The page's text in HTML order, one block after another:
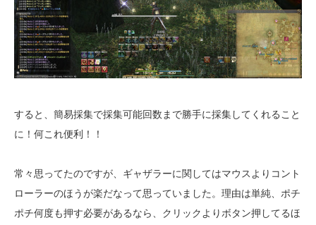
すると、簡易採集で採集可能回数まで勝手に採集してくれること
に！何これ便利！！
常々思ってたのですが、ギャザラーに関してはマウスよりコント
ローラーのほうが楽だなって思っていました。理由は単純、ポチ
ポチ何度も押す必要があるなら、クリックよりボタン押してるほ